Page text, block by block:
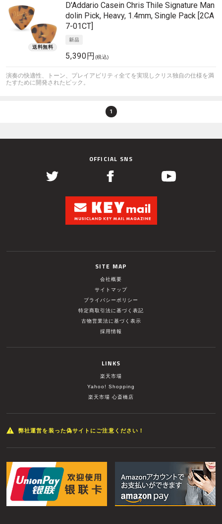
D'Addario Casein Chris Thile Signature Man
dolin Pick, Heavy, 1.4mm, Single Pack [2CA
7-01CT]
5,390円 (税込)
演奏の快適性、トーン、プレイアビリティ全てを実現しクリス独自の仕様を満
たすために開発されたピック。
1
OFFICIAL SNS
SITE MAP
会社概要
サイトマップ
プライバシーポリシー
特定商取引法に基づく表記
古物営業法に基づく表示
採用情報
LINKS
楽天市場
Yahoo! Shopping
楽天市場 心斎橋店
弊社運営を装った偽サイトにご注意ください！